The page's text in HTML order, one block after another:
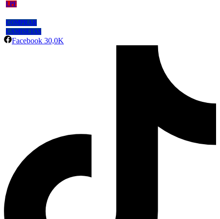
LPF
COMPRAR
CAMISETAS
Facebook 30,0K